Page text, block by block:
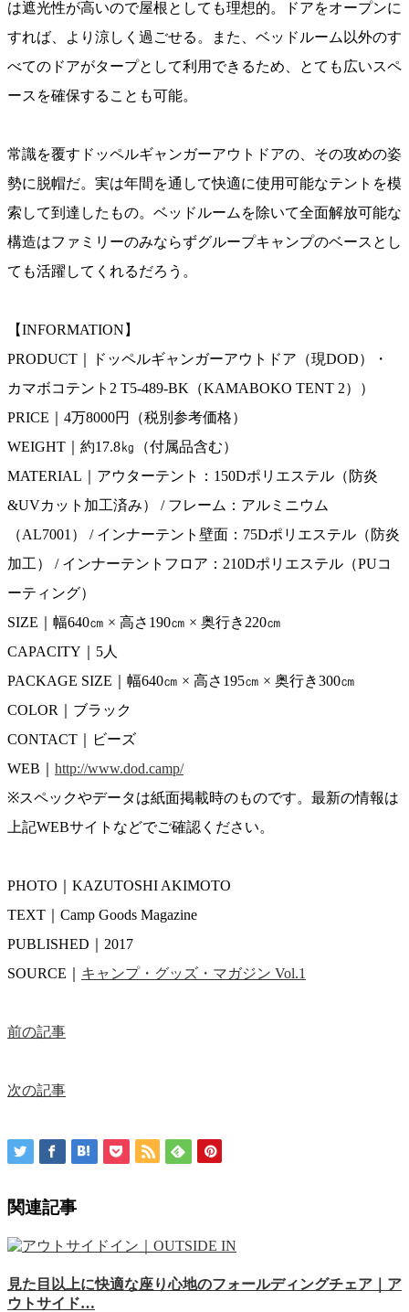
は遮光性が高いので屋根としても理想的。ドアをオープンに
すれば、より涼しく過ごせる。また、ベッドルーム以外のす
べてのドアがタープとして利用できるため、とても広いスペ
ースを確保することも可能。
常識を覆すドッペルギャンガーアウトドアの、その攻めの姿
勢に脱帽だ。実は年間を通して快適に使用可能なテントを模
索して到達したもの。ベッドルームを除いて全面解放可能な
構造はファミリーのみならずグループキャンプのベースとし
ても活躍してくれるだろう。
【INFORMATION】
PRODUCT｜ドッペルギャンガーアウトドア（現DOD）・
カマボコテント2 T5-489-BK（KAMABOKO TENT 2））
PRICE｜4万8000円（税別参考価格）
WEIGHT｜約17.8㎏（付属品含む）
MATERIAL｜アウターテント：150Dポリエステル（防炎
&UVカット加工済み） / フレーム：アルミニウム
（AL7001） / インナーテント壁面：75Dポリエステル（防炎
加工） / インナーテントフロア：210Dポリエステル（PUコ
ーティング）
SIZE｜幅640㎝ × 高さ190㎝ × 奥行き220㎝
CAPACITY｜5人
PACKAGE SIZE｜幅640㎝ × 高さ195㎝ × 奥行き300㎝
COLOR｜ブラック
CONTACT｜ビーズ
WEB｜ http://www.dod.camp/
※スペックやデータは紙面掲載時のものです。最新の情報は
上記WEBサイトなどでご確認ください。
PHOTO｜KAZUTOSHI AKIMOTO
TEXT｜Camp Goods Magazine
PUBLISHED｜2017
SOURCE｜ キャンプ・グッズ・マガジン Vol.1
前の記事
次の記事
関連記事
見た目以上に快適な座り心地のフォールディングチェア｜ア
ウトサイド…